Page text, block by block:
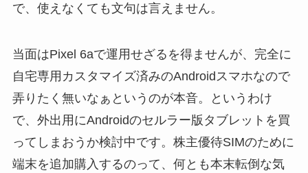
で、使えなくても文句は言えません。
当面はPixel 6aで運用せざるを得ませんが、完全に
自宅専用カスタマイズ済みのAndroidスマホなので
弄りたく無いなぁというのが本音。というわけ
で、外出用にAndroidのセルラー版タブレットを買
ってしまおうか検討中です。株主優待SIMのために
端末を追加購入するのって、何とも本末転倒な気